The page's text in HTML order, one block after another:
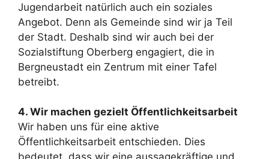
Jugendarbeit natürlich auch ein soziales
Angebot. Denn als Gemeinde sind wir ja Teil
der Stadt. Deshalb sind wir auch bei der
Sozialstiftung Oberberg engagiert, die in
Bergneustadt ein Zentrum mit einer Tafel
betreibt.
4. Wir machen gezielt Öffentlichkeitsarbeit
Wir haben uns für eine aktive
Öffentlichkeitsarbeit entschieden. Dies
bedeutet, dass wir eine aussagekräftige und